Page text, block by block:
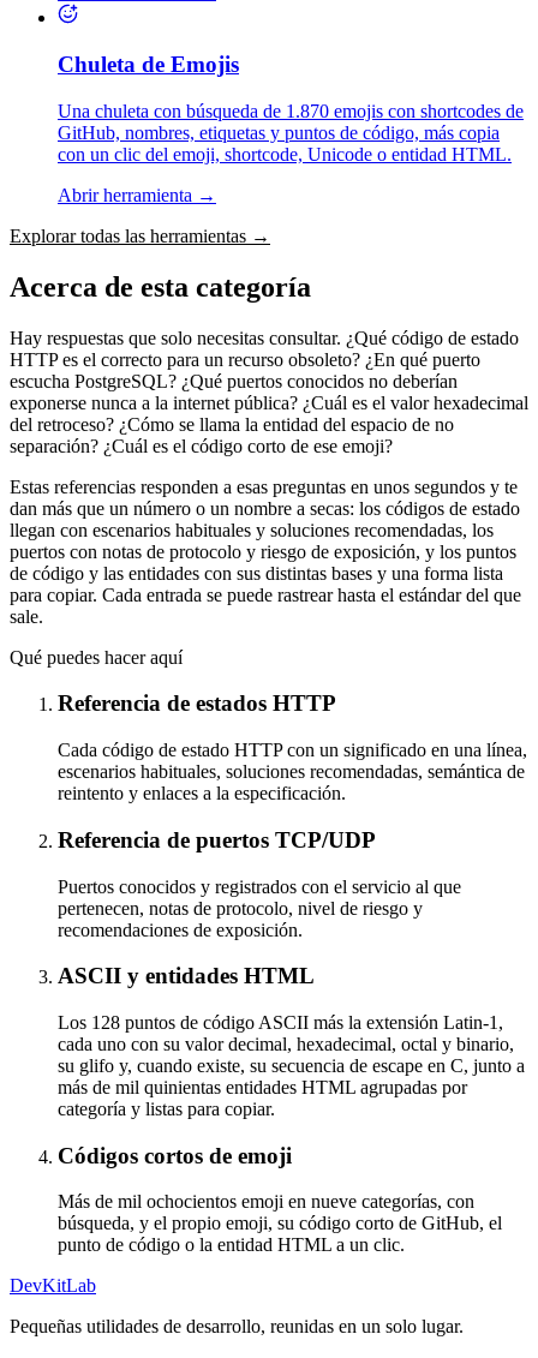
Chuleta de Emojis
Una chuleta con búsqueda de 1.870 emojis con shortcodes de
GitHub, nombres, etiquetas y puntos de código, más copia
con un clic del emoji, shortcode, Unicode o entidad HTML.
Abrir herramienta →
Explorar todas las herramientas →
Acerca de esta categoría
Hay respuestas que solo necesitas consultar. ¿Qué código de estado
HTTP es el correcto para un recurso obsoleto? ¿En qué puerto
escucha PostgreSQL? ¿Qué puertos conocidos no deberían
exponerse nunca a la internet pública? ¿Cuál es el valor hexadecimal
del retroceso? ¿Cómo se llama la entidad del espacio de no
separación? ¿Cuál es el código corto de ese emoji?
Estas referencias responden a esas preguntas en unos segundos y te
dan más que un número o un nombre a secas: los códigos de estado
llegan con escenarios habituales y soluciones recomendadas, los
puertos con notas de protocolo y riesgo de exposición, y los puntos
de código y las entidades con sus distintas bases y una forma lista
para copiar. Cada entrada se puede rastrear hasta el estándar del que
sale.
Qué puedes hacer aquí
Referencia de estados HTTP
Cada código de estado HTTP con un significado en una línea,
escenarios habituales, soluciones recomendadas, semántica de
reintento y enlaces a la especificación.
Referencia de puertos TCP/UDP
Puertos conocidos y registrados con el servicio al que
pertenecen, notas de protocolo, nivel de riesgo y
recomendaciones de exposición.
ASCII y entidades HTML
Los 128 puntos de código ASCII más la extensión Latin-1,
cada uno con su valor decimal, hexadecimal, octal y binario,
su glifo y, cuando existe, su secuencia de escape en C, junto a
más de mil quinientas entidades HTML agrupadas por
categoría y listas para copiar.
Códigos cortos de emoji
Más de mil ochocientos emoji en nueve categorías, con
búsqueda, y el propio emoji, su código corto de GitHub, el
punto de código o la entidad HTML a un clic.
DevKitLab
Pequeñas utilidades de desarrollo, reunidas en un solo lugar.